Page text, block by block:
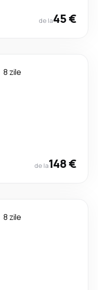
de la45 €
8 zile
de la148 €
8 zile